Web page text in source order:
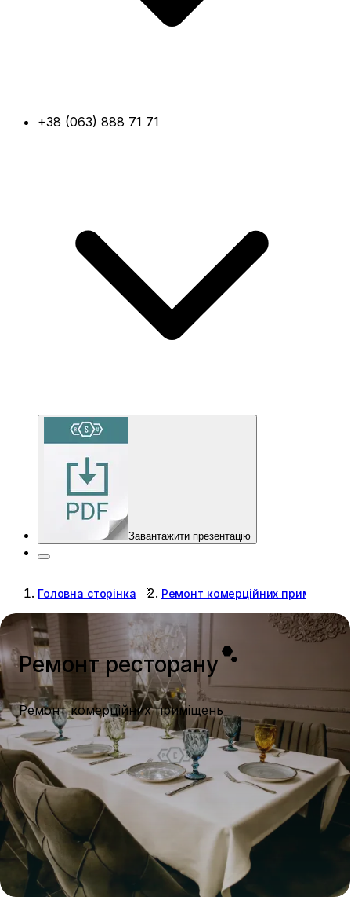
+38 (063) 888 71 71
Завантажити презентацію
Головна сторінка Ремонт комерційних приміщень
Ремонт ресторану
Ремонт комерційних приміщень